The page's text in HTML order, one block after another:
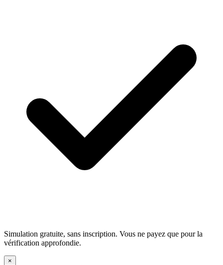
Simulation gratuite, sans inscription. Vous ne payez que pour la
vérification approfondie.
×